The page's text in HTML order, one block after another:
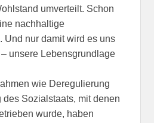
umverteilt. Schon
nachhaltige
Und nur damit wird es uns
unsere Lebensgrundlage
wie Deregulierung
Sozialstaats, mit denen
wurde, haben